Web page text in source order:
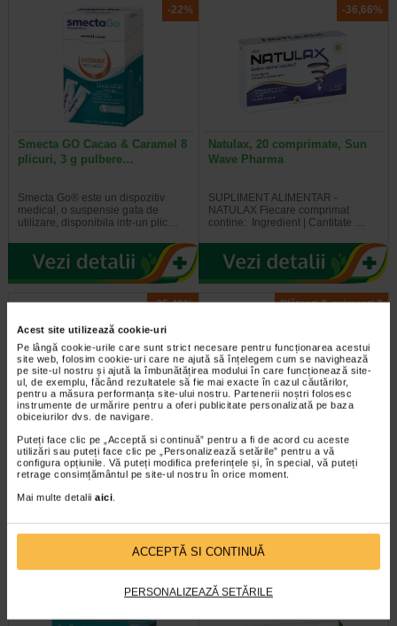
Acest site utilizează cookie-uri
Pe lângă cookie-urile care sunt strict necesare pentru funcționarea acestui
site web, folosim cookie-uri care ne ajută să înțelegem cum se navighează
pe site-ul nostru și ajută la îmbunătățirea modului în care funcționează site-
ul, de exemplu, făcând rezultatele să fie mai exacte în cazul căutărilor,
pentru a măsura performanța site-ului nostru. Partenerii noștri folosesc
instrumente de urmărire pentru a oferi publicitate personalizată pe baza
obiceiurilor dvs. de navigare.
Puteți face clic pe „Acceptă si continuă” pentru a fi de acord cu aceste
utilizări sau puteți face clic pe „Personalizează setările” pentru a vă
configura opțiunile. Vă puteți modifica preferințele și, în special, vă puteți
retrage consimțământul pe site-ul nostru în orice moment.
Mai multe detalii aici.
ACCEPTĂ SI CONTINUĂ
PERSONALIZEAZĂ SETĂRILE
-22%
Smecta GO Cacao & Caramel 8
plicuri, 3 g pulbere…
Smecta Go® este un dispozitiv
medical, o suspensie gata de
utilizare, disponibila intr-un plic…
-36,66%
Natulax, 20 comprimate, Sun
Wave Pharma
SUPLIMENT ALIMENTAR -
NATULAX Fiecare comprimat
contine: Ingredient | Cantitate …
-25,48%
Zimez carbune, 5 plicuri, Sun
Wave Pharma
Supliment alimentar cu carbune
activ si inulina, destinat reducerii
Plătești 2, primești 3
ProbioSuport Forte, 10
capsule vegetale, Naturalis
Plătești 2, primești 3